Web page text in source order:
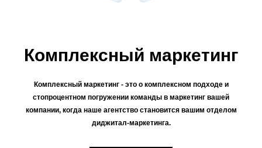
Комплексный маркетинг
Комплексный маркетинг - это о комплексном подходе и
стопроцентном погружении команды в маркетинг вашей
компании, когда наше агентство становится вашим отделом
диджитал-маркетинга.